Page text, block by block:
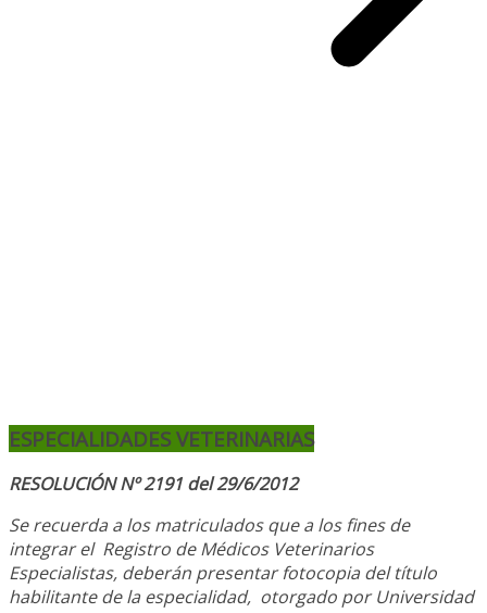
ESPECIALIDADES VETERINARIAS
RESOLUCIÓN Nº 2191 del 29/6/2012
Se recuerda a los matriculados que a los fines de
integrar el Registro de Médicos Veterinarios
Especialistas, deberán presentar fotocopia del título
habilitante de la especialidad, otorgado por Universidad